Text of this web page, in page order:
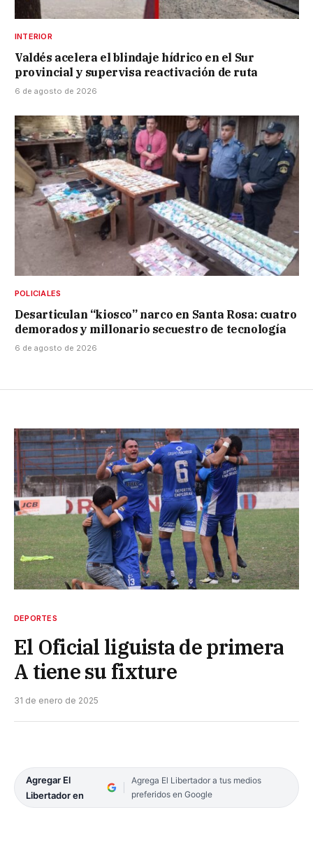
INTERIOR
Valdés acelera el blindaje hídrico en el Sur
provincial y supervisa reactivación de ruta
6 de agosto de 2026
POLICIALES
Desarticulan “kiosco” narco en Santa Rosa: cuatro
demorados y millonario secuestro de tecnología
6 de agosto de 2026
DEPORTES
El Oficial liguista de primera
A tiene su fixture
31 de enero de 2025
Agregar El
Libertador en
Agrega El Libertador a tus medios
preferidos en Google